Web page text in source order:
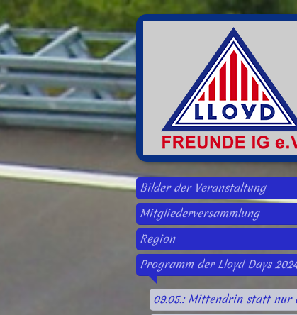
Bilder der Veranstaltung
Mitgliederversammlung
Region
Programm der Lloyd Days
09.05.: Mittendrin statt nur